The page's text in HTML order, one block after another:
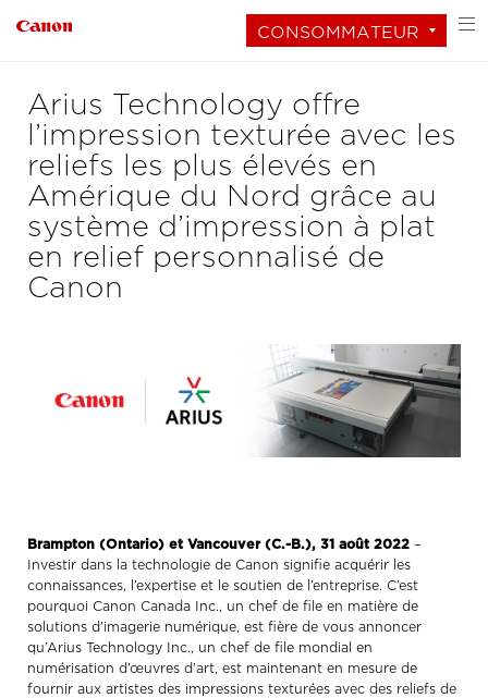
CONSOMMATEUR
Arius Technology offre
l’impression texturée avec les
reliefs les plus élevés en
Amérique du Nord grâce au
système d’impression à plat
en relief personnalisé de
Canon
Brampton (Ontario) et Vancouver (C.-B.), 31 août 2022 –
Investir dans la technologie de Canon signifie acquérir les
connaissances, l’expertise et le soutien de l’entreprise. C’est
pourquoi Canon Canada Inc., un chef de file en matière de
solutions d’imagerie numérique, est fière de vous annoncer
qu’Arius Technology Inc., un chef de file mondial en
numérisation d’œuvres d’art, est maintenant en mesure de
fournir aux artistes des impressions texturées avec des reliefs de